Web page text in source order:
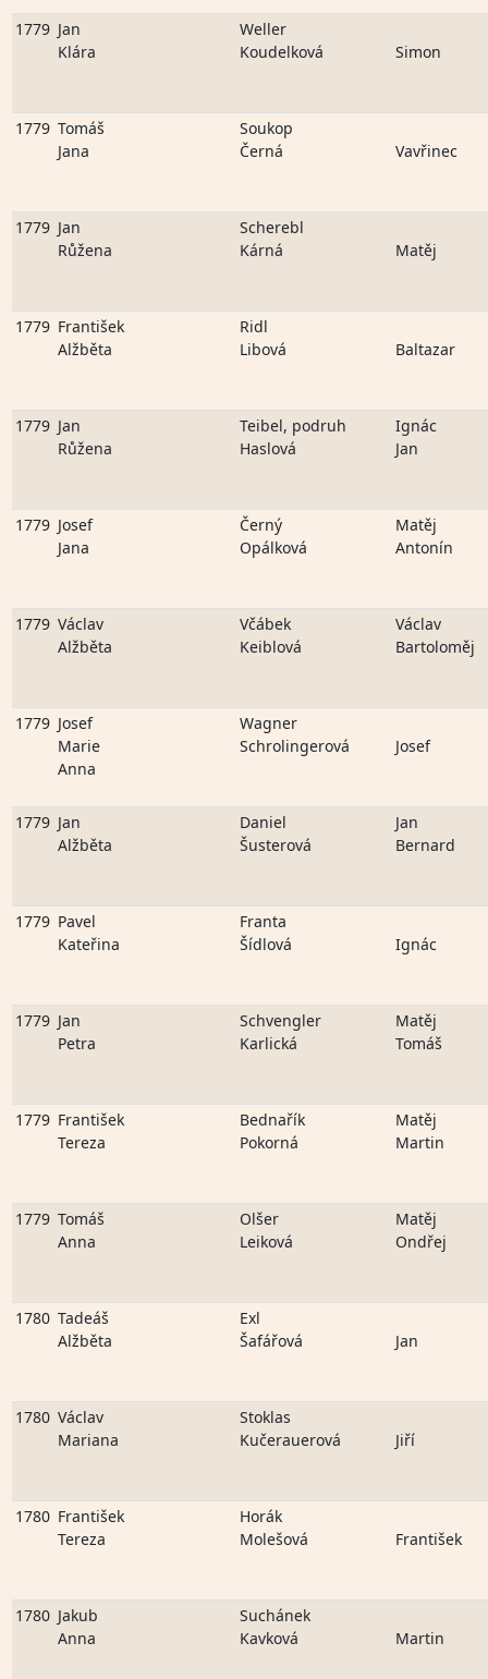
1779 Jan
Klára
Weller
Koudelková
Simon
1779 Tomáš
Jana
Soukop
Černá
Vavřinec
1779 Jan
Růžena
Scherebl
Kárná
Matěj
1779 František
Alžběta
Ridl
Libová
Baltazar
1779 Jan
Růžena
Teibel, podruh
Haslová
Ignác
Jan
1779 Josef
Jana
Černý
Opálková
Matěj
Antonín
1779 Václav
Alžběta
Včábek
Keiblová
Václav
Bartoloměj
1779 Josef
Marie
Anna
Wagner
Schrolingerová
Josef
1779 Jan
Alžběta
Daniel
Šusterová
Jan
Bernard
1779 Pavel
Kateřina
Franta
Šídlová
Ignác
1779 Jan
Petra
Schvengler
Karlická
Matěj
Tomáš
1779 František
Tereza
Bednařík
Pokorná
Matěj
Martin
1779 Tomáš
Anna
Olšer
Leiková
Matěj
Ondřej
1780 Tadeáš
Alžběta
Exl
Šafářová
Jan
1780 Václav
Mariana
Stoklas
Kučerauerová
Jiří
1780 František
Tereza
Horák
Molešová
František
1780 Jakub
Anna
Suchánek
Kavková
Martin